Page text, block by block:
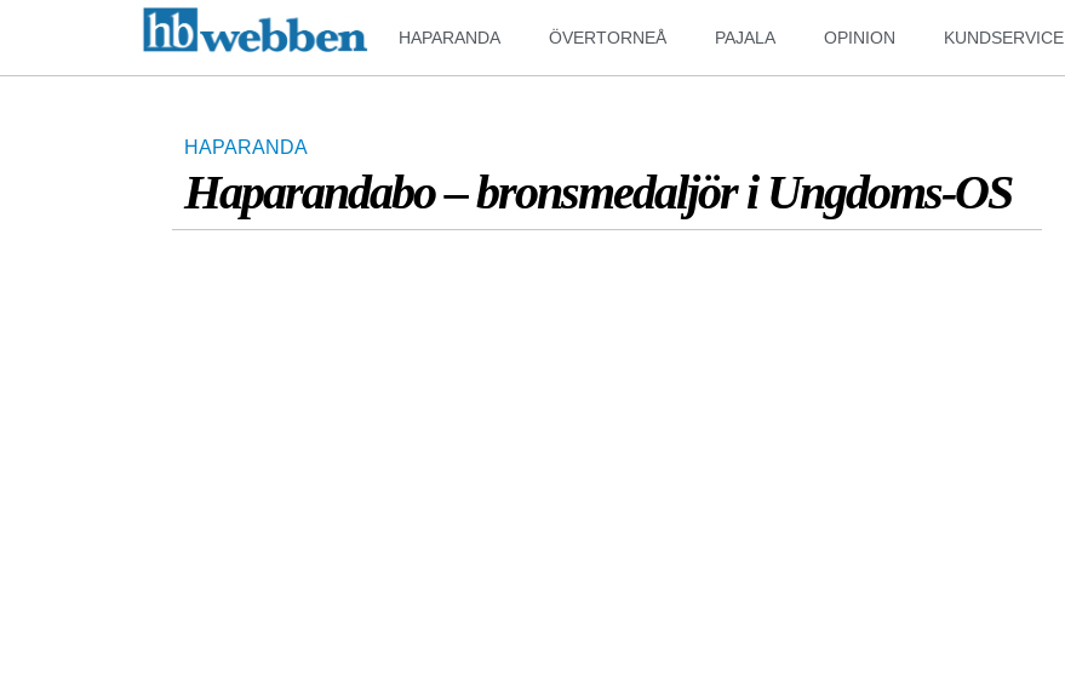
HAPARANDA ÖVERTORNEÅ PAJALA OPINION KUNDSERVICE
HAPARANDA
Haparandabo – bronsmedaljör i Ungdoms-OS